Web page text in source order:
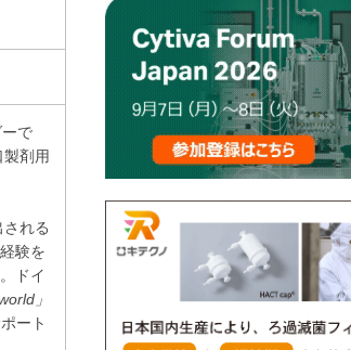
で
剤用
れる
験を
ドイ
」
ート